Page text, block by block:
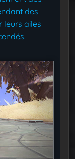
des
leurs ailes